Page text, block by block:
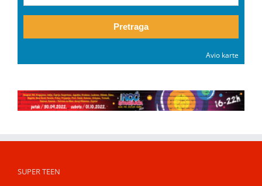
Pretraga
Avio karte
SUPER TEEN